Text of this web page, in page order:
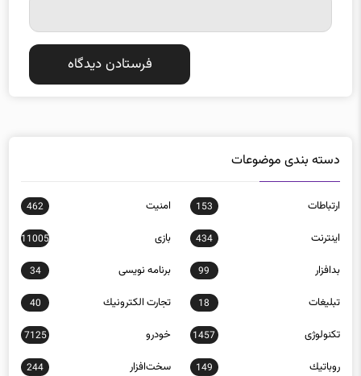
دسته بندی موضوعات
ارتباطات 153 امنيت 462
اينترنت 434 بازی 11005
بدافزار 99 برنامه نويسی 34
تبلیغات 18 تجارت الكترونيك 40
تکنولوژی 1457 خودرو 7125
روباتيك 149 سخت‌افزار 244